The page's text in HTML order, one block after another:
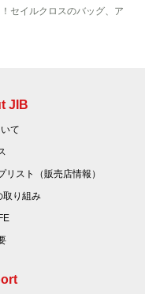
セイルクロスのバッグ、ア
JIB
て
リスト（販売店情報）
取り組み